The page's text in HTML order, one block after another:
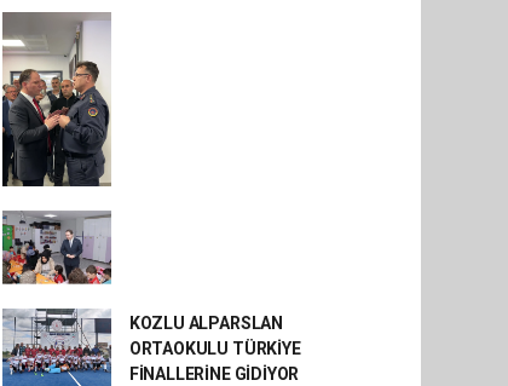
KOZLU ALPARSLAN
ORTAOKULU TÜRKİYE
FİNALLERİNE GİDİYOR